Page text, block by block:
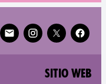
Follow XR Philadelphia
Sitio web